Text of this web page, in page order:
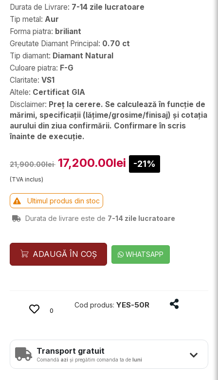
Durata de Livrare: 7-14 zile lucratoare
Tip metal: Aur
Forma piatra: briliant
Greutate Diamant Principal: 0.70 ct
Tip diamant: Diamant Natural
Culoare piatra: F-G
Claritate: VS1
Altele: Certificat GIA
Disclaimer: Preț la cerere. Se calculează în funcție de
mărimi, specificații (lățime/grosime/finisaj) și cotația
aurului din ziua confirmării. Confirmare în scris
înainte de execuție.
21,900.00lei 17,200.00lei -21%
(TVA inclus)
Ultimul produs din stoc
Durata de livrare este de 7-14 zile lucratoare
ADAUGĂ ÎN COȘ WHATSAPP
0
Cod produs: YES-50R Distribuie
Transport gratuit
Comandă azi și pregătim comanda ta de luni